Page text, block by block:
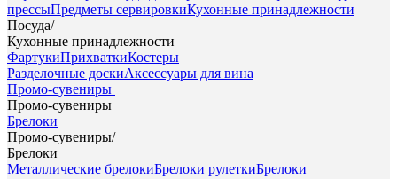
прессыПредметы сервировкиКухонные принадлежности
Посуда/
Кухонные принадлежности
ФартукиПрихваткиКостеры
Разделочные доскиАксессуары для вина
Промо-сувениры
Промо-сувениры
Брелоки
Промо-сувениры/
Брелоки
Металлические брелокиБрелоки рулеткиБрелоки